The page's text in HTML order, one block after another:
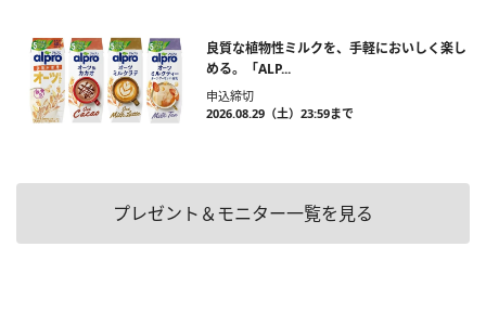
良質な植物性ミルクを、手軽においしく楽し
める。「ALP...
申込締切
2026.08.29（土）23:59まで
プレゼント＆モニター一覧を見る